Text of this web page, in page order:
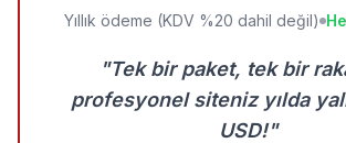
Yıllık ödeme (KDV %20 dahil değil)
"Tek bir paket, tek bir
profesyonel siteniz yılda
USD!"